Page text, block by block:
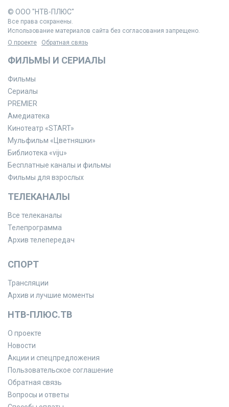
© ООО "НТВ-ПЛЮС"
Все права сохранены.
Использование материалов сайта без согласования запрещено.
О проекте
Обратная связь
ФИЛЬМЫ И СЕРИАЛЫ
Фильмы
Сериалы
PREMIER
Амедиатека
Кинотеатр «START»
Мульфильм «Цветняшки»
Библиотека «viju»
Бесплатные каналы и фильмы
Фильмы для взрослых
ТЕЛЕКАНАЛЫ
Все телеканалы
Телепрограмма
Архив телепередач
СПОРТ
Трансляции
Архив и лучшие моменты
НТВ-ПЛЮС.ТВ
О проекте
Новости
Акции и спецпредложения
Пользовательское соглашение
Обратная связь
Вопросы и ответы